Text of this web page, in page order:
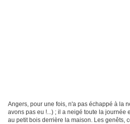
Angers, pour une fois, n'a pas échappé à la
avons pas eu !...) ; il a neigé toute la journée
au petit bois derrière la maison. Les genêts,